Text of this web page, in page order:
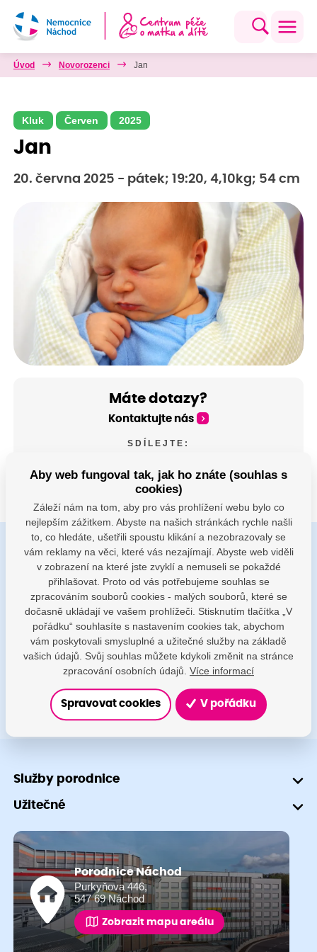
Úvod Novorozenci Jan
Kluk Červen 2025
Jan
20. června 2025 - pátek; 19:20, 4,10kg; 54 cm
Máte dotazy?
Kontaktujte nás
SDÍLEJTE:
Buďte s námi v kontaktu
Jsme k dispozici pokud potřebujete pomoci
porodnice@nemocnicenachod.cz
+420 491 601 745
Služby porodnice
Užitečné
Porodnice Náchod
Purkyňova 446,
547 69 Náchod
Zobrazit mapu areálu
Aby web fungoval tak, jak ho znáte (souhlas s
cookies)
Záleží nám na tom, aby pro vás prohlížení webu bylo co
nejlepším zážitkem. Abyste na našich stránkách rychle našli
to, co hledáte, ušetřili spoustu klikání a nezobrazovaly se
vám reklamy na věci, které vás nezajímají. Abyste web viděli
v zobrazení na které jste zvyklí a nemuseli se pokaždé
přihlašovat. Proto od vás potřebujeme souhlas se
zpracováním souborů cookies - malých souborů, které se
dočasně ukládají ve vašem prohlížeči. Stisknutím tlačítka „V
pořádku“ souhlasíte s nastavením cookies tak, abychom
vám poskytovali smysluplné a užitečné služby na základě
vašich údajů. Svůj souhlas můžete kdykoli změnit na stránce
zpracování osobních údajů. Více informací
Spravovat cookies V pořádku